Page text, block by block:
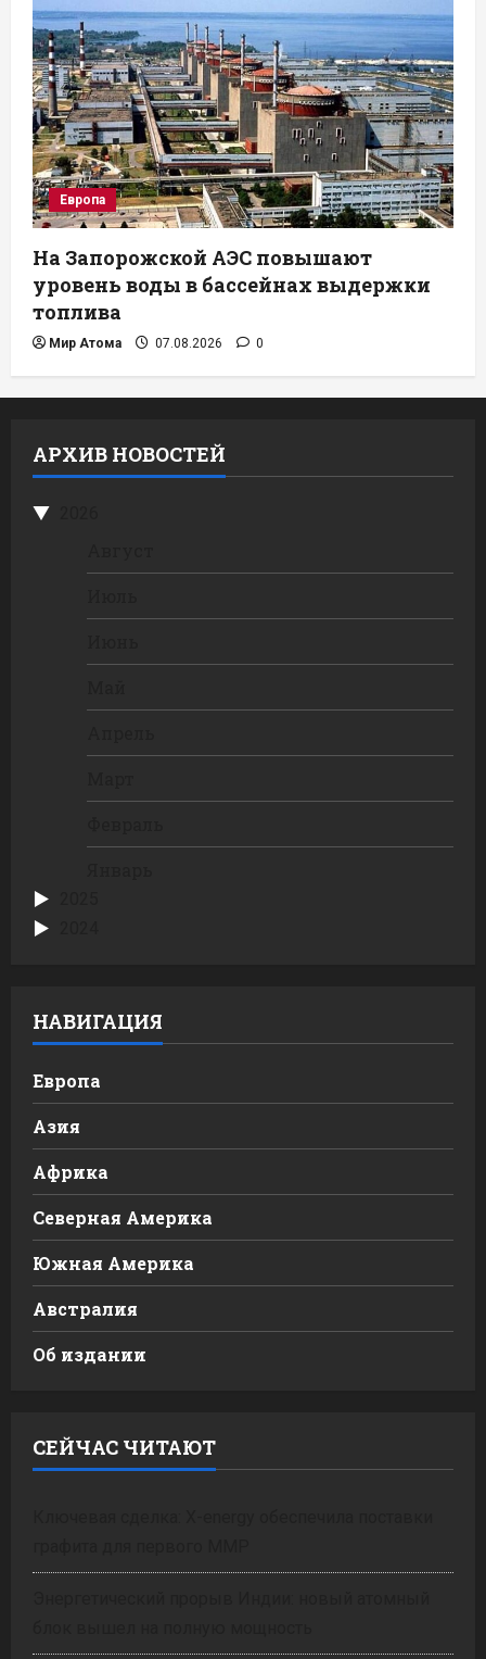
Европа
На Запорожской АЭС повышают
уровень воды в бассейнах выдержки
топлива
Мир Атома 07.08.2026 0
АРХИВ НОВОСТЕЙ
НАВИГАЦИЯ
Европа
Азия
Африка
Северная Америка
Южная Америка
Австралия
Об издании
СЕЙЧАС ЧИТАЮТ